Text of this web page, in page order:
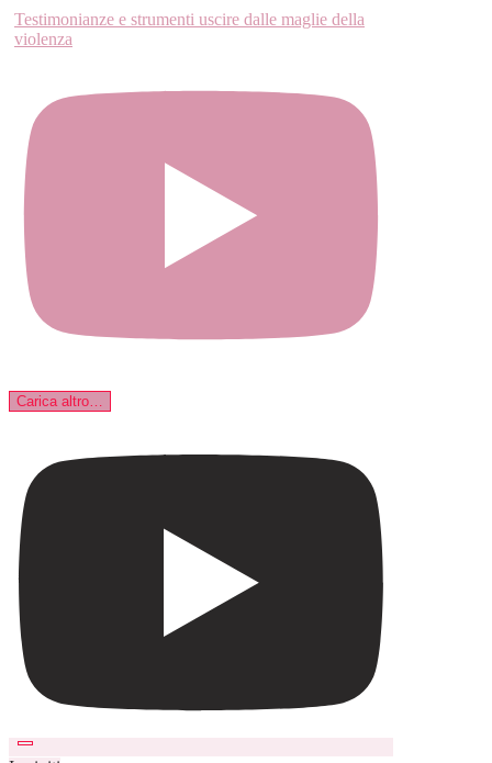
Testimonianze e strumenti uscire dalle maglie della
violenza
Carica altro…